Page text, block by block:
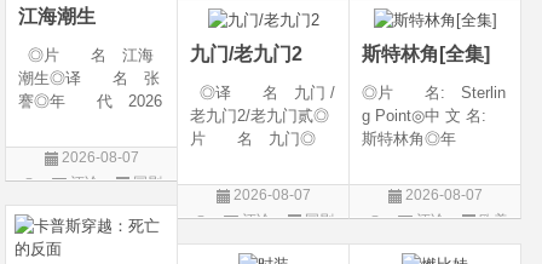
江海潮生
◎片 名 江海
潮生◎译 名 张
謇◎年 代 2026
陆◎类 别 传记
/ 历史 / 古装◎语
上映日期 2026-07-
20(中国大陆)◎
2026-08-07
评论
国剧
爱情◎语 言 汉
语普通话◎上映日期
大陆◎类 别:
动作 / 战争 / 犯
九门/老九门2
◎译 名 九门 /
老九门2/老九门贰◎
片 名 九门◎
产 地 中国大陆
◎类 别 剧情 /
言 汉语普通话◎上
2026-08-07
评论
国剧
斯特林角[全集]
◎片 名: Sterlin
g Point◎中 文 名:
斯特林角◎年
地: 美国◎类
别: 剧情◎语
期: 2026-08-05(美
2026-08-07
评论
欧美
剧